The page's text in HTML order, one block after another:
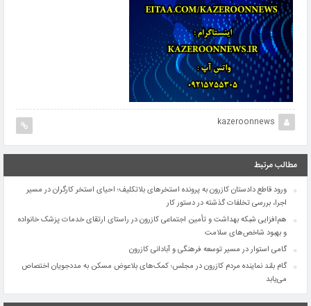
kazeroonnews
مطالب مرتبط
ورود قاطع دادستان کازرون به پرونده استخرهای بلاتکلیف؛ احیای استخر کارگران در مسیر
اجرا، بررسی تخلفات گذشته در دستور کار
هم‌افزایی شبکه بهداشت و تأمین اجتماعی کازرون در راستای ارتقای خدمات پزشک خانواده
و بهبود شاخص‌های سلامت
گامی استوار در مسیر توسعه فرهنگی و آبادانی کازرون
گام بلند نماینده مردم کازرون در مجلس؛ کمک‌های بلاعوض مسکن به مددجویان اختصاص
می‌یابد